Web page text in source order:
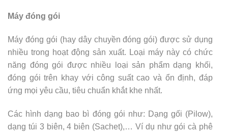
Máy đóng gói
Máy đóng gói (hay dây chuyền đóng gói) được sử dụng
nhiều trong hoạt động sản xuất. Loại máy này có chức
năng đóng gói được nhiều loại sản phẩm dạng khối,
đóng gói trên khay với công suất cao và ổn định, đáp
ứng mọi yêu cầu, tiêu chuẩn khắt khe nhất.
Các hình dạng bao bì đóng gói như: Dạng gối (Pilow),
dạng túi 3 biên, 4 biên (Sachet),… Ví dụ như gói cà phê